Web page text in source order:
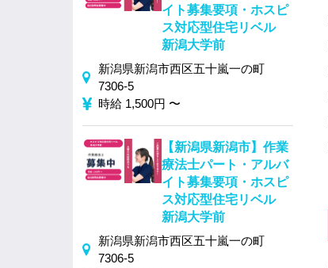
イト募集要項・ホスピ
ス対応型住宅リベル
新潟大学前
新潟県新潟市西区五十嵐一の町
7306-5
時給 1,500円 〜
【新潟県新潟市】作業
療法士パート・アルバ
イト募集要項・ホスピ
ス対応型住宅リベル
新潟大学前
新潟県新潟市西区五十嵐一の町
7306-5